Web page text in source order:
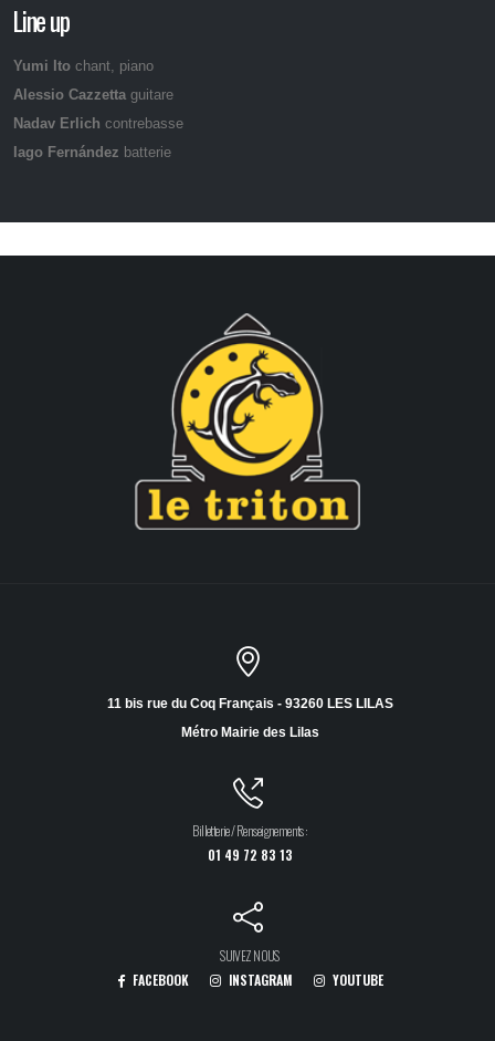
Line up
Yumi Ito chant, piano
Alessio Cazzetta guitare
Nadav Erlich contrebasse
Iago Fernández batterie
11 bis rue du Coq Français - 93260 LES LILAS
Métro Mairie des Lilas
Billetterie / Renseignements :
01 49 72 83 13
SUIVEZ NOUS
FACEBOOK
INSTAGRAM YOUTUBE